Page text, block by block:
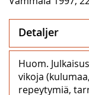
Detaljer
Huom.
vikoja
repeytymiä,